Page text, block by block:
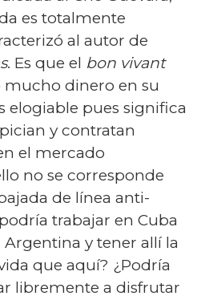
es totalmente
al autor de
. Es que el bon vivant
dinero en su
elogiable pues significa
y contratan
el mercado
no se corresponde
de línea anti-
trabajar en Cuba
y tener allí la
que aquí? ¿Podría
libremente a disfrutar